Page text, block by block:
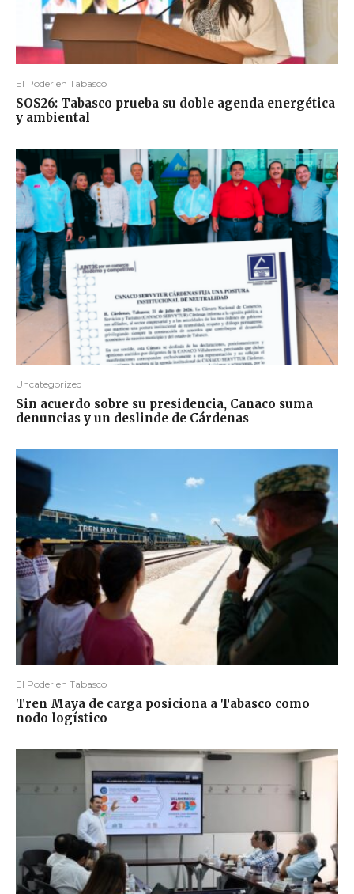
El Poder en Tabasco
SOS26: Tabasco prueba su doble agenda energética
y ambiental
Uncategorized
Sin acuerdo sobre su presidencia, Canaco suma
denuncias y un deslinde de Cárdenas
El Poder en Tabasco
Tren Maya de carga posiciona a Tabasco como
nodo logístico